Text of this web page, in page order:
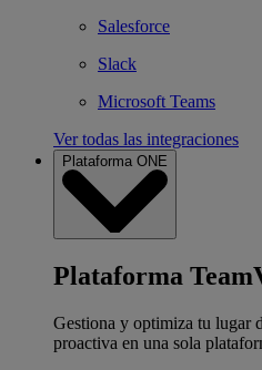
Salesforce
Slack
Microsoft Teams
Ver todas las integraciones
Plataforma ONE
Plataforma
Gestiona y optimiza tu lugar
proactiva en una sola